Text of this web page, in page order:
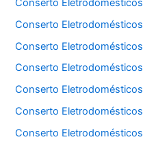
Conserto
Conserto Eletrodomésticos
Conserto
Conserto
Conserto
Conserto Eletrodomésticos
Conserto